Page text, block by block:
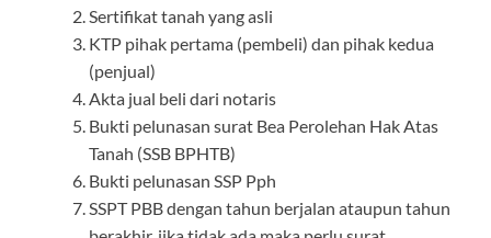
Sertifikat tanah yang asli
KTP pihak pertama (pembeli) dan pihak kedua
(penjual)
Akta jual beli dari notaris
Bukti pelunasan surat Bea Perolehan Hak Atas
Tanah (SSB BPHTB)
Bukti pelunasan SSP Pph
SSPT PBB dengan tahun berjalan ataupun tahun